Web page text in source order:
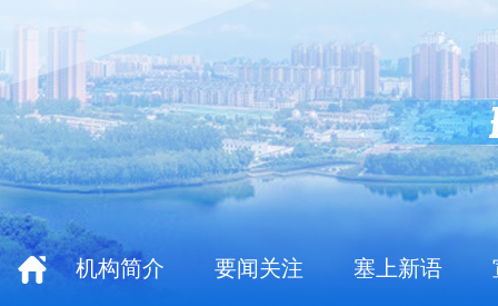
机构简介 要闻关注 塞上新语